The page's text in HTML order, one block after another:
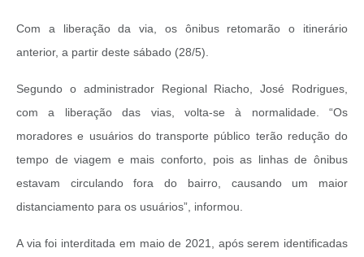
Com a liberação da via, os ônibus retomarão o itinerário
anterior, a partir deste sábado (28/5).
Segundo o administrador Regional Riacho, José Rodrigues,
com a liberação das vias, volta-se à normalidade. “Os
moradores e usuários do transporte público terão redução do
tempo de viagem e mais conforto, pois as linhas de ônibus
estavam circulando fora do bairro, causando um maior
distanciamento para os usuários”, informou.
A via foi interditada em maio de 2021, após serem identificadas